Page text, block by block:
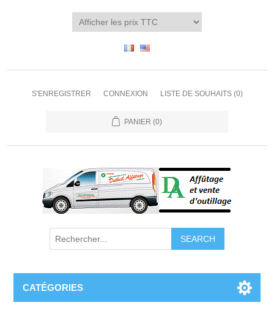
S'ENREGISTRER CONNEXION LISTE DE SOUHAITS (0)
PANIER (0)
CATÉGORIES